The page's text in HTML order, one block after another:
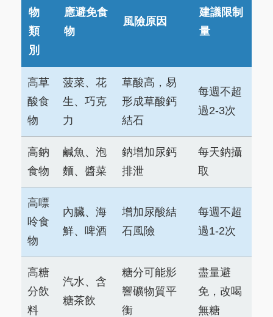
物
類
別
應避免食
物
風險原因
建議限制
量
高草
酸食
物
菠菜、花
生、巧克
力
草酸高，易
形成草酸鈣
結石
每週不超
過2-3次
高鈉
食物
鹹魚、泡
麵、醬菜
鈉增加尿鈣
排泄
每天鈉攝
取
高嘌
呤食
物
內臟、海
鮮、啤酒
增加尿酸結
石風險
每週不超
過1-2次
高糖
分飲
料
汽水、含
糖茶飲
糖分可能影
響礦物質平
衡
盡量避
免，改喝
無糖